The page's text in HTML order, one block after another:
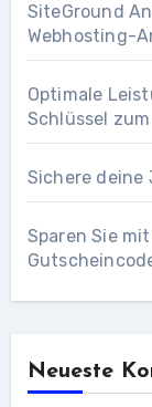
SiteGround
Webhosting-
Optimale
Schlüssel
Sichere deine
Sparen Sie
Neueste